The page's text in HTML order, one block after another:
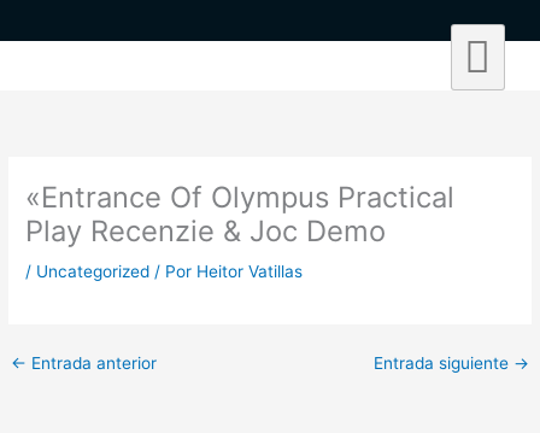
al
«Entrance Of Olympus Practical
Play Recenzie & Joc Demo
/ Uncategorized / Por Heitor Vatillas
← Entrada anterior Entrada siguiente →